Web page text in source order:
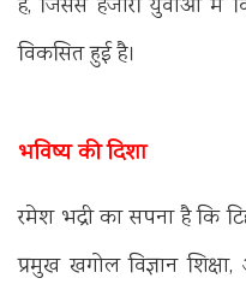
हैं, जिससे हजारों युवाओं में
विकसित हुई है।
भविष्य की दिशा
रमेश भद्री का सपना है कि
प्रमुख खगोल विज्ञान